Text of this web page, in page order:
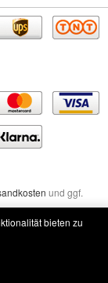
und ggf.
bieten zu